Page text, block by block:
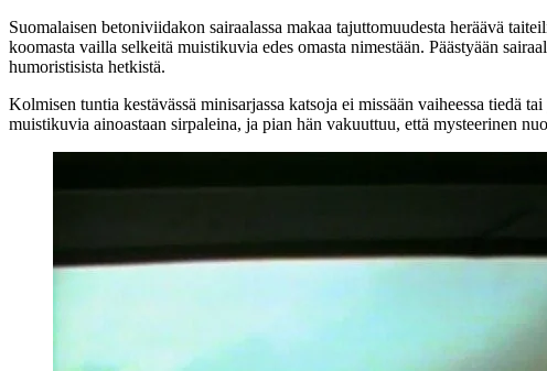
Suomalaisen betoniviidakon sairaalassa makaa tajuttomuudesta heräävä
koomasta vailla selkeitä muistikuvia edes omasta nimestään. Päästyään
humoristisista hetkistä.
Kolmisen tuntia kestävässä minisarjassa katsoja ei missään vaiheessa tiedä
muistikuvia ainoastaan sirpaleina, ja pian hän vakuuttuu, että mysteerinen